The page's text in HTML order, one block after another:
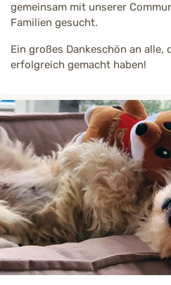
gemeinsam mit unserer
Familien gesucht.
Ein großes Dankeschön an alle,
erfolgreich gemacht haben!